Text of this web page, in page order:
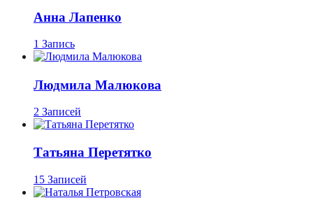
Анна Лапенко
1 Запись
Людмила Малюкова
2 Записей
Татьяна Перетятко
15 Записей